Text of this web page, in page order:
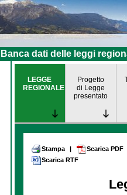
Banca dati delle leggi
LEGGE
REGIONALE
Progetto
di Legge
presentato
Stampa |
Scarica PDF
Scarica RTF